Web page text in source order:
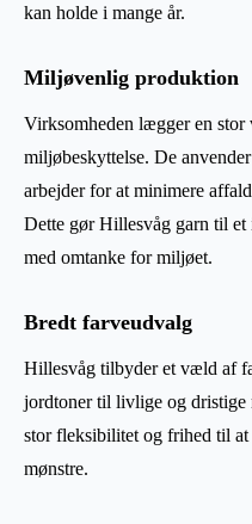
kan holde i mange år.
Miljøvenlig produktion
Virksomheden lægger en
miljøbeskyttelse. De
arbejder for at minimere
Dette gør Hillesvåg garn til
med omtanke for miljøet.
Bredt farveudvalg
Hillesvåg tilbyder et væld af
jordtoner til livlige og dristige
stor fleksibilitet og frihed til at
mønstre.